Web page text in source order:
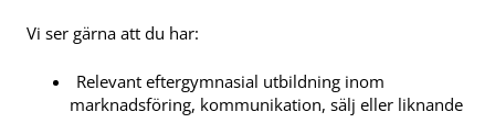
Vi ser gärna att du har:
Relevant eftergymnasial utbildning inom
marknadsföring, kommunikation, sälj eller liknande